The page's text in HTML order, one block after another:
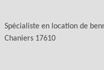
Spécialiste en location de
Chaniers 17610